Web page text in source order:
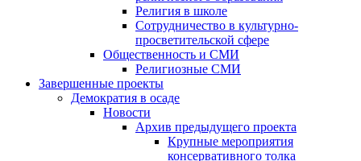
Религия в школе
Сотрудничество в культурно-
просветительской сфере
Общественность и СМИ
Религиозные СМИ
Завершенные проекты
Демократия в осаде
Новости
Архив предыдущего проекта
Крупные мероприятия
консервативного толка